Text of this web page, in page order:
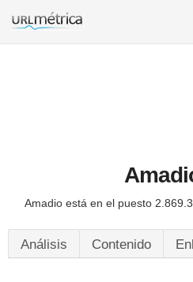
Amadio está en el puesto
Análisis Contenido